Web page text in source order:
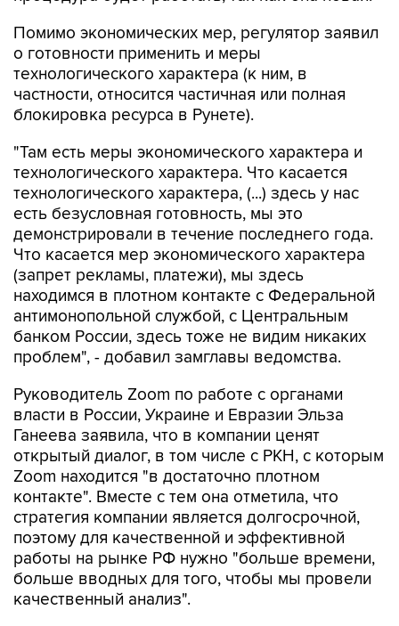
Помимо экономических мер, регулятор заявил
о готовности применить и меры
технологического характера (к ним, в
частности, относится частичная или полная
блокировка ресурса в Рунете).
"Там есть меры экономического характера и
технологического характера. Что касается
технологического характера, (...) здесь у нас
есть безусловная готовность, мы это
демонстрировали в течение последнего года.
Что касается мер экономического характера
(запрет рекламы, платежи), мы здесь
находимся в плотном контакте с Федеральной
антимонопольной службой, с Центральным
банком России, здесь тоже не видим никаких
проблем", - добавил замглавы ведомства.
Руководитель Zoom по работе с органами
власти в России, Украине и Евразии Эльза
Ганеева заявила, что в компании ценят
открытый диалог, в том числе с РКН, с которым
Zoom находится "в достаточно плотном
контакте". Вместе с тем она отметила, что
стратегия компании является долгосрочной,
поэтому для качественной и эффективной
работы на рынке РФ нужно "больше времени,
больше вводных для того, чтобы мы провели
качественный анализ".